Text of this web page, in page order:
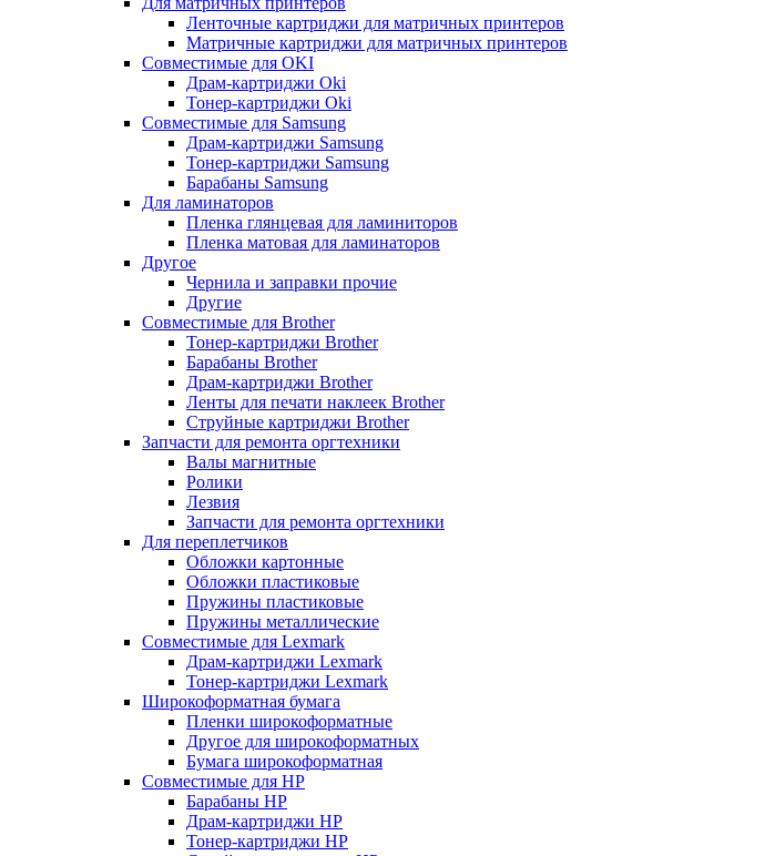
Ленточные картриджи для матричных принтеров
Матричные картриджи для матричных принтеров
Совместимые для OKI
Драм-картриджи Oki
Тонер-картриджи Oki
Совместимые для Samsung
Драм-картриджи Samsung
Тонер-картриджи Samsung
Барабаны Samsung
Для ламинаторов
Пленка глянцевая для ламиниторов
Пленка матовая для ламинаторов
Другое
Чернила и заправки прочие
Другие
Совместимые для Brother
Тонер-картриджи Brother
Барабаны Brother
Драм-картриджи Brother
Ленты для печати наклеек Brother
Струйные картриджи Brother
Запчасти для ремонта оргтехники
Валы магнитные
Ролики
Лезвия
Запчасти для ремонта оргтехники
Для переплетчиков
Обложки картонные
Обложки пластиковые
Пружины пластиковые
Пружины металлические
Совместимые для Lexmark
Драм-картриджи Lexmark
Тонер-картриджи Lexmark
Широкоформатная бумага
Пленки широкоформатные
Другое для широкоформатных
Бумага широкоформатная
Совместимые для HP
Барабаны HP
Драм-картриджи HP
Тонер-картриджи HP